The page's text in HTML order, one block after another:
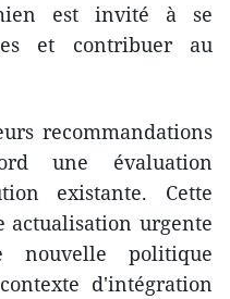
est invité à se
et contribuer au
recommandations
une évaluation
existante. Cette
actualisation urgente
politique
d'intégration